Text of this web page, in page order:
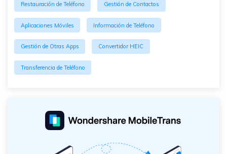
Restauración de Teléfono Gestión de Contactos
Aplicaciones Móviles Información de Teléfono
Gestión de Otras Apps Convertidor HEIC
Transferencia de Teléfono